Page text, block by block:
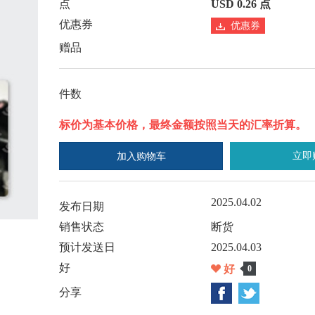
点
USD 0.26 点
优惠券
优惠券
赠品
件数
标价为基本价格，最终金额按照当天的汇率折算。
加入购物车 立即
发布日期 2025.04.02
销售状态
断货
预计发送日
2025.04.03
好
好 0
分享